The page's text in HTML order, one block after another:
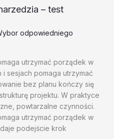
– test
odpowiedniego
utrzymać porządek w
i sesjach pomaga utrzymać
bez planu kończy się
projektu. W praktyce
powtarzalne czynności.
utrzymać porządek w
podejście krok